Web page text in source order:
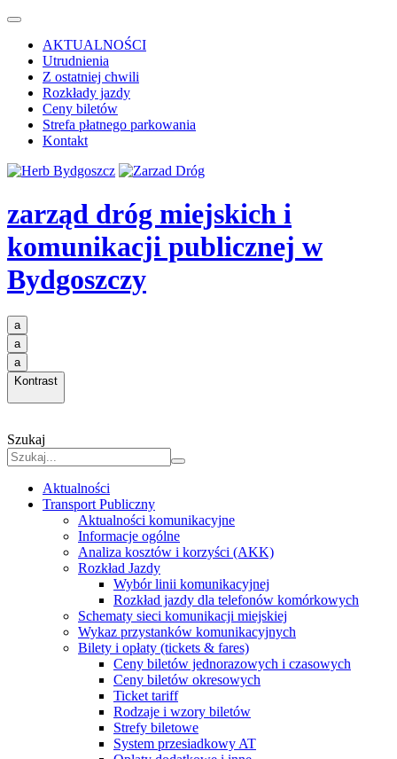
AKTUALNOŚCI
Utrudnienia
Z ostatniej chwili
Rozkłady jazdy
Ceny biletów
Strefa płatnego parkowania
Kontakt
zarząd dróg miejskich i
komunikacji publicznej w
Bydgoszczy
a
a
a
Kontrast
Szukaj
Aktualności
Transport Publiczny
Aktualności komunikacyjne
Informacje ogólne
Analiza kosztów i korzyści (AKK)
Rozkład Jazdy
Wybór linii komunikacyjnej
Rozkład jazdy dla telefonów komórkowych
Schematy sieci komunikacji miejskiej
Wykaz przystanków komunikacyjnych
Bilety i opłaty (tickets & fares)
Ceny biletów jednorazowych i czasowych
Ceny biletów okresowych
Ticket tariff
Rodzaje i wzory biletów
Strefy biletowe
System przesiadkowy AT